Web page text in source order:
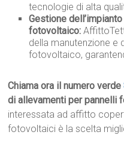
tecnologie di alta
Gestione dell’impianto
fotovoltaico:
della manutenzione e
fotovoltaico,
Chiama ora il numero verde
di allevamenti per pannelli
interessata ad affitto
fotovoltaici è la scelta